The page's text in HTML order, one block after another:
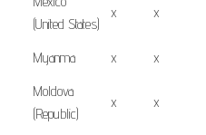
(United States)
x x
Myanma x x
Moldova
(Republic)
x x